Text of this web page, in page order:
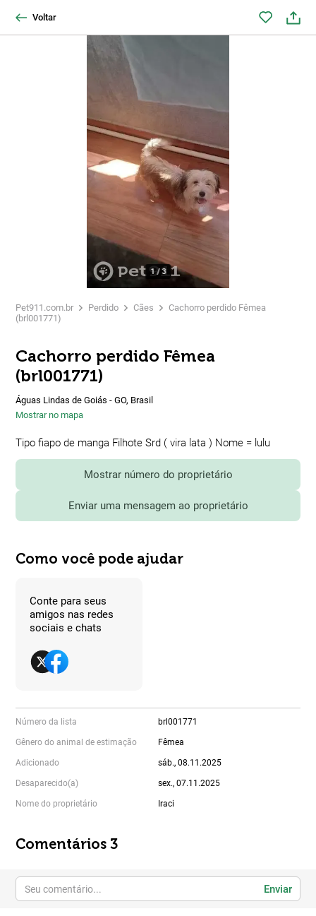
Voltar
1/3
Pet911.com.br Perdido Cães
Cachorro perdido Fêmea
(brl001771)
Cachorro perdido Fêmea
(brl001771)
Águas Lindas de Goiás - GO, Brasil
Mostrar no mapa
Tipo fiapo de manga Filhote Srd ( vira lata ) Nome = lulu
Mostrar número do proprietário
Enviar uma mensagem ao proprietário
Como você pode ajudar
Conte para seus
amigos nas redes
sociais e chats
Número da lista brl001771
Gênero do animal de estimação Fêmea
Adicionado sáb., 08.11.2025
Desaparecido(a) sex., 07.11.2025
Nome do proprietário Iraci
Comentários 3
Enviar